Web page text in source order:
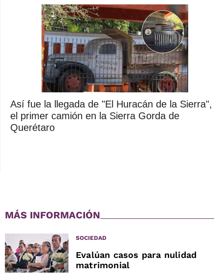
Así fue la llegada de "El Huracán de la Sierra",
el primer camión en la Sierra Gorda de
Querétaro
MÁS INFORMACIÓN
SOCIEDAD
Evalúan casos para nulidad
matrimonial